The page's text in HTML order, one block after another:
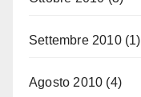
Settembre 2010(1)
Agosto 2010 (4)